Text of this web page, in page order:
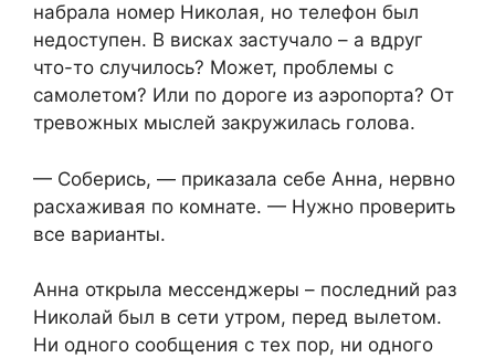
набрала номер Николая, но телефон был
недоступен. В висках застучало – а вдруг
что-то случилось? Может, проблемы с
самолетом? Или по дороге из аэропорта? От
тревожных мыслей закружилась голова.
— Соберись, — приказала себе Анна, нервно
расхаживая по комнате. — Нужно проверить
все варианты.
Анна открыла мессенджеры – последний раз
Николай был в сети утром, перед вылетом.
Ни одного сообщения с тех пор, ни одного